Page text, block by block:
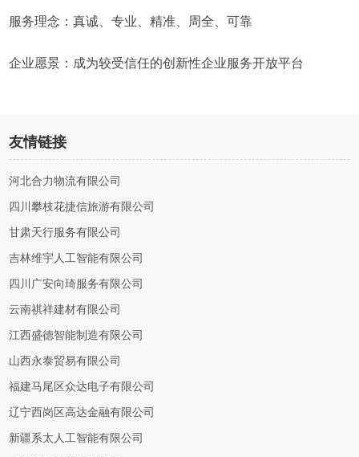
服务理念：真诚、专业、精准、周全、可靠
企业愿景：成为较受信任的创新性企业服务开放平台
友情链接
河北合力物流有限公司
四川攀枝花捷信旅游有限公司
甘肃天行服务有限公司
吉林维宇人工智能有限公司
四川广安向琦服务有限公司
云南祺祥建材有限公司
江西盛德智能制造有限公司
山西永泰贸易有限公司
福建马尾区众达电子有限公司
辽宁西岗区高达金融有限公司
新疆系太人工智能有限公司